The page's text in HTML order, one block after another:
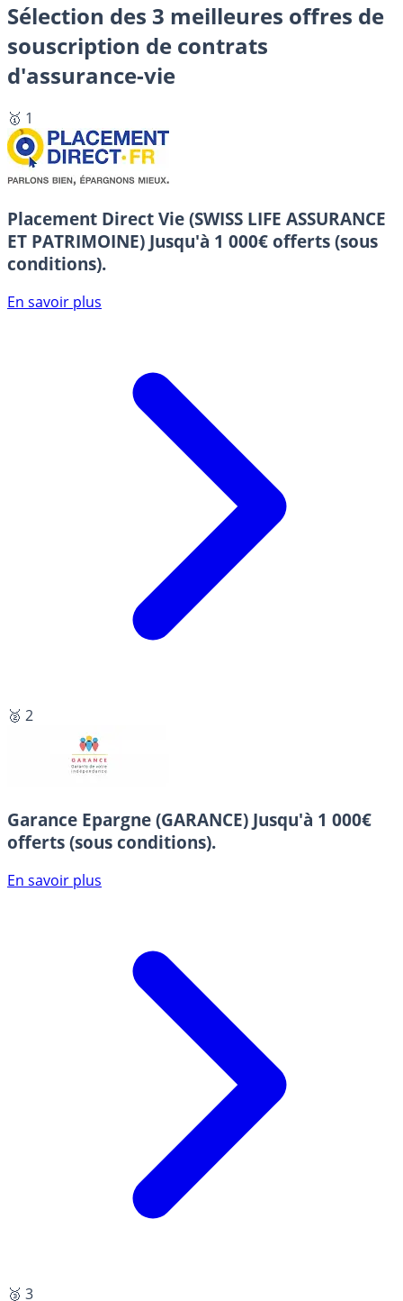
Sélection des 3 meilleures offres de
souscription de contrats
d'assurance-vie
🥇 1
Placement Direct Vie (SWISS LIFE ASSURANCE
ET PATRIMOINE) Jusqu'à 1 000€ offerts (sous
conditions).
En savoir plus
🥈 2
Garance Epargne (GARANCE) Jusqu'à 1 000€
offerts (sous conditions).
En savoir plus
🥉 3